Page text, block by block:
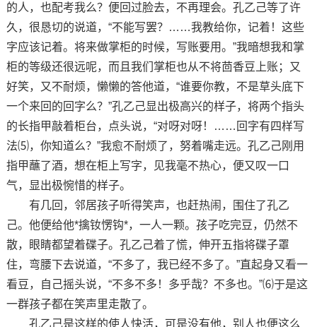
的人，也配考我么？便回过脸去，不再理会。孔乙己等了许
久，很恳切的说道，“不能写罢？……我教给你，记着！这些
字应该记着。将来做掌柜的时候，写账要用。”我暗想我和掌
柜的等级还很远呢，而且我们掌柜也从不将茴香豆上账；又
好笑，又不耐烦，懒懒的答他道，“谁要你教，不是草头底下
一个来回的回字么？”孔乙己显出极高兴的样子，将两个指头
的长指甲敲着柜台，点头说，“对呀对呀！……回字有四样写
法⑸，你知道么？”我愈不耐烦了，努着嘴走远。孔乙己刚用
指甲蘸了酒，想在柜上写字，见我毫不热心，便又叹一口
气，显出极惋惜的样子。
有几回，邻居孩子听得笑声，也赶热闹，围住了孔乙
己。他便给他*擒钕愣钩*，一人一颗。孩子吃完豆，仍然不
散，眼睛都望着碟子。孔乙己着了慌，伸开五指将碟子罩
住，弯腰下去说道，“不多了，我已经不多了。”直起身又看一
看豆，自己摇头说，“不多不多！多乎哉？不多也。”⑹于是这
一群孩子都在笑声里走散了。
孔乙己是这样的使人快活，可是没有他，别人也便这么